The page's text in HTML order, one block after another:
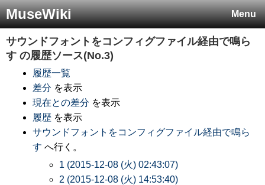
Menu
MuseWiki
サウンドフォントをコンフィグファイル経由で鳴ら
す の履歴ソース(No.3)
履歴一覧
差分 を表示
現在との差分 を表示
履歴 を表示
サウンドフォントをコンフィグファイル経由で鳴ら
す へ行く。
1 (2015-12-08 (火) 02:43:07)
2 (2015-12-08 (火) 14:53:40)